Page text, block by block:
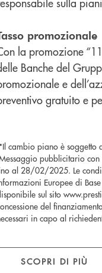
promozionale
la promozione
Banche del
e
gratuito e
*Il cambio piano è soggetto
pubblicitario
al 28/02/2025. Le
Europee di
sul sito
del
in capo al
SCOPRI DI PIÙ